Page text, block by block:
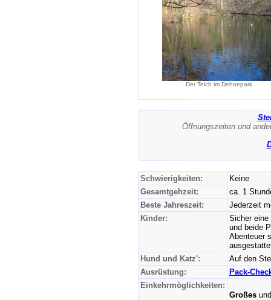
Der Teich im Dehnepark
Öffnungszeiten und
Schwierigkeiten:
Keine
Gesamtgehzeit:
ca. 1
Beste Jahreszeit:
Jederzeit
Kinder:
Sicher eine
und beide
Abenteuer
Hund und Katz':
Auf den
Ausrüstung:
Pack-
Einkehrmöglichkeiten:
Großes